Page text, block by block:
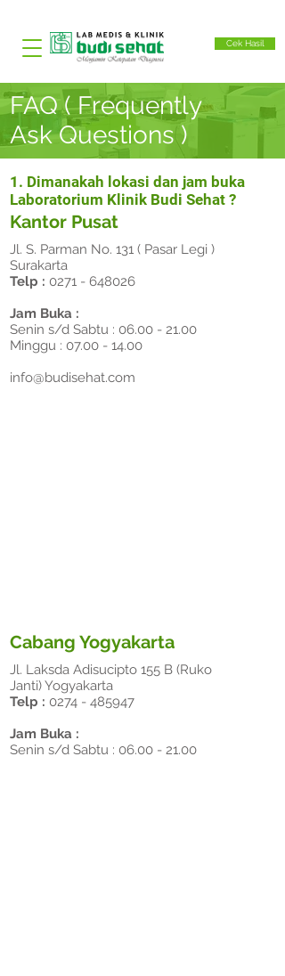
Cek Hasil
FAQ ( Frequently
Ask Questions )
1. Dimanakah lokasi dan jam buka
Laboratorium Klinik Budi Sehat ?
Kantor Pusat
Jl. S. Parman No. 131 ( Pasar Legi )
Surakarta
Telp : 0271 - 648026
Jam Buka :
Senin s/d Sabtu : 06.00 - 21.00
Minggu : 07.00 - 14.00
info@budisehat.com
Cabang Yogyakarta
Jl. Laksda Adisucipto 155 B (Ruko
Janti) Yogyakarta
Telp : 0274 - 485947
Jam Buka :
Senin s/d Sabtu : 06.00 - 21.00